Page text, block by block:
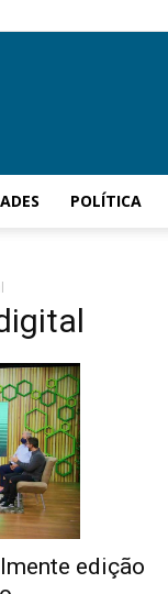
POLÍTICA
edição